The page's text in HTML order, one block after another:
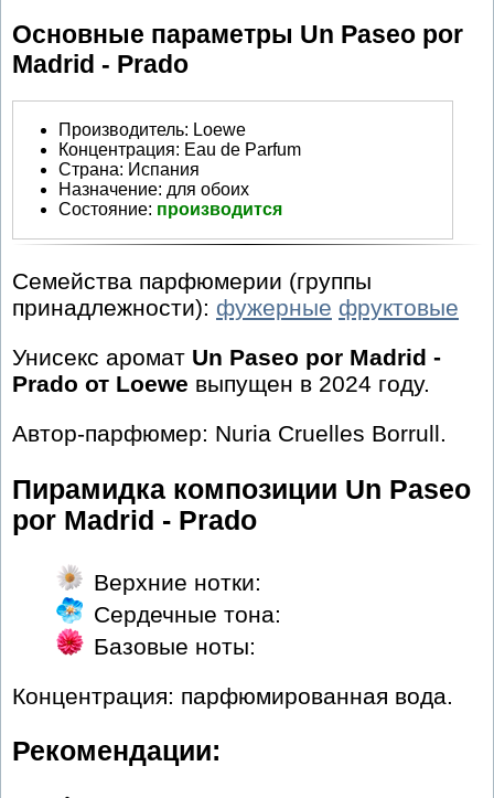
Основные параметры Un Paseo por
Madrid - Prado
Производитель: Loewe
Концентрация: Eau de Parfum
Страна: Испания
Назначение: для обоих
Состояние: производится
Семейства парфюмерии (группы
принадлежности): фужерные фруктовые
Унисекс аромат Un Paseo por Madrid -
Prado от Loewe выпущен в 2024 году.
Автор-парфюмер: Nuria Cruelles Borrull.
Пирамидка композиции Un Paseo
por Madrid - Prado
Верхние нотки:
Сердечные тона:
Базовые ноты:
Концентрация: парфюмированная вода.
Рекомендации: